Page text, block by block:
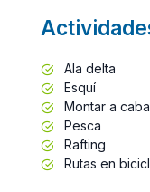
Ala delta
Esquí
Montar a
Pesca
Rafting
Rutas en